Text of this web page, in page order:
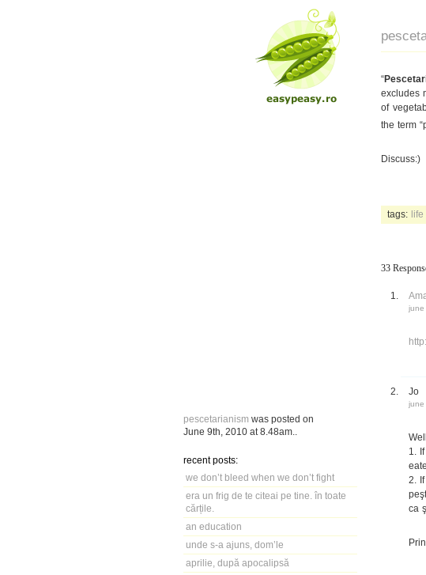
pescetarianism was posted on
June 9th, 2010 at 8.48am
recent posts:
we don’t bleed when we don’t fight
era un frig de te citeai pe tine. în toate
cărțile.
an education
unde s-a ajuns, dom’le
aprilie, după apocalipsă
“
excludes
of
the term
Discuss:)
tags: life
33
june
Jo
june
1.
2.
ca